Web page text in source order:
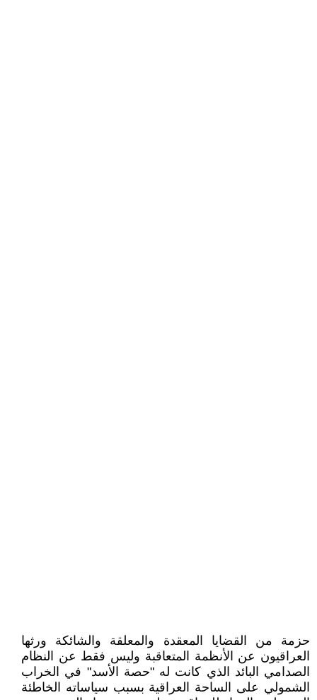
حزمة من القضايا المعقدة والمعلقة والشائكة ورثها
العراقيون عن الأنظمة المتعاقبة وليس فقط عن النظام
الصدامي البائد الذي كانت له "حصة الأسد" في الخراب
الشمولي على الساحة العراقية بسبب سياساته الخاطئة